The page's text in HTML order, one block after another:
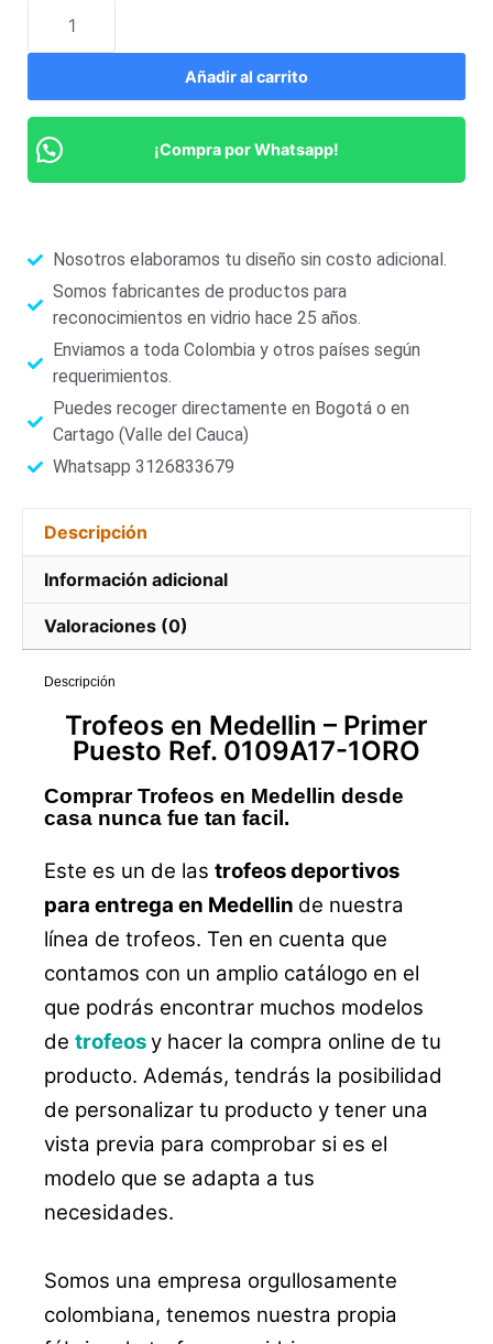
Añadir al carrito
¡Compra por Whatsapp!
Nosotros elaboramos tu diseño sin costo adicional.
Somos fabricantes de productos para
reconocimientos en vidrio hace 25 años.
Enviamos a toda Colombia y otros países según
requerimientos.
Puedes recoger directamente en Bogotá o en
Cartago (Valle del Cauca)
Whatsapp 3126833679
Descripción
Información adicional
Valoraciones (0)
Descripción
Trofeos en Medellin – Primer
Puesto Ref. 0109A17-1ORO
Comprar Trofeos en Medellin desde
casa nunca fue tan facil.
Este es un de las trofeos deportivos
para entrega en Medellin de nuestra
línea de trofeos. Ten en cuenta que
contamos con un amplio catálogo en el
que podrás encontrar muchos modelos
de trofeosy hacer la compra online de tu
producto. Además, tendrás la posibilidad
de personalizar tu producto y tener una
vista previa para comprobar si es el
modelo que se adapta a tus
necesidades.
Somos una empresa orgullosamente
colombiana, tenemos nuestra propia